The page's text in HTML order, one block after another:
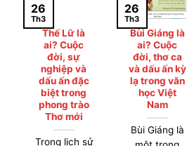
Thế Lữ là
ai? Cuộc
đời, sự
nghiệp và
dấu ấn đặc
biệt trong
phong trào
Thơ mới
Trong lịch sử
26
Th3
Bùi Giáng là
ai? Cuộc
đời, thơ ca
và dấu ấn kỳ
lạ trong văn
học Việt
Nam
Bùi Giáng là
26
Th3